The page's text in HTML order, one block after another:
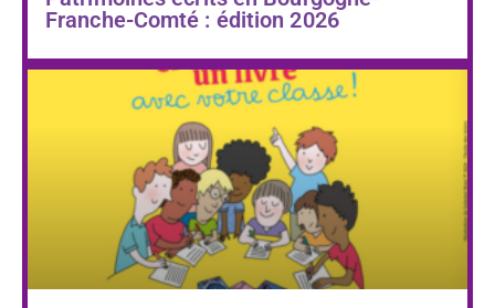
Franche-Comté : édition 2026